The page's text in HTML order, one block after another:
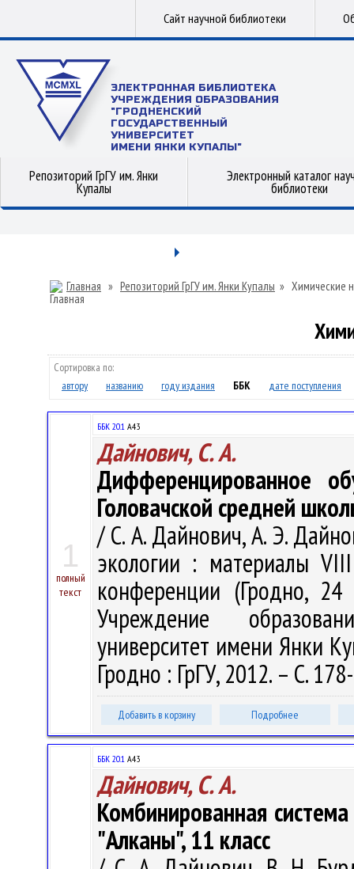
Сайт научной библиотеки
ЭЛЕКТРОННАЯ БИБЛИОТЕКА
УЧРЕЖДЕНИЯ ОБРАЗОВАНИЯ
"ГРОДНЕНСКИЙ
ГОСУДАРСТВЕННЫЙ
УНИВЕРСИТЕТ
ИМЕНИ ЯНКИ КУПАЛЫ"
Репозиторий ГрГУ им. Янки
Купалы
Электронный каталог
библиотеки
Главная » Репозиторий ГрГУ им. Янки Купалы » Химические
Сортировка по:
автору
названию году издания ББК дате поступления
1
полный
текст
ББК 20.1 А43
Дайнович, С. А.
Дифференцированное
Головачской средней
/ С. А. Дайнович, А. Э.
экологии : материалы
конференции (Гродно,
Учреждение
университет имени Янки
Гродно : ГрГУ, 2012. – С.
Добавить в корзину Подробнее
ББК 20.1 А43
Дайнович, С. А.
Комбинированная
"Алканы", 11 класс